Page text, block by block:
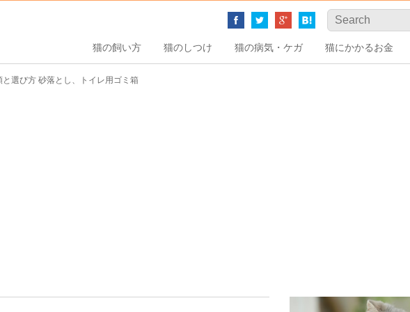
猫の飼い方 猫のしつけ 猫の病気・ケガ 猫にかかるお金
選び方 砂落とし、トイレ用ゴミ箱